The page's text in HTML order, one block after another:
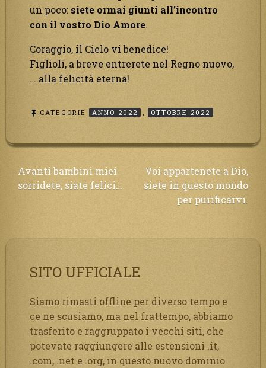
un poco: siete ormai giunti all’incontro
con il vostro Dio Amore.
Coraggio, il Cielo vi benedice!
Figlioli, a breve entrerete nel Regno nuovo,
… alla felicità eterna!
CATEGORIE ANNO 2022 , OTTOBRE 2022
Navigazione
articoli
Avanti bambini miei
sorridete, siate felici…
Voi appartenete a Dio,
siete in questo mondo
per purificarvi.
SITO UFFICIALE
Siamo rimasti offline per diverso tempo e
ce ne scusiamo, ma nel frattempo, abbiamo
trasferito e raggruppato i vecchi siti, che
potevate raggiungere alle estensioni .it,
.com, .net e .org, in questo nuovo dominio